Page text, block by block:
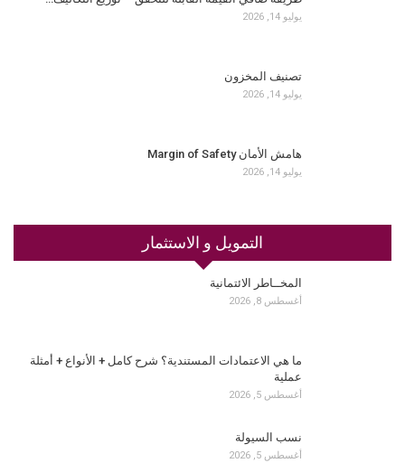
يوليو 14, 2026
تصنيف المخزون
يوليو 14, 2026
هامش الأمان Margin of Safety
يوليو 14, 2026
التمويل و الاستثمار
المخــاطر الائتمانية
أغسطس 8, 2026
ما هي الاعتمادات المستندية؟ شرح كامل + الأنواع + أمثلة
عملية
أغسطس 5, 2026
نسب السيولة
أغسطس 5, 2026